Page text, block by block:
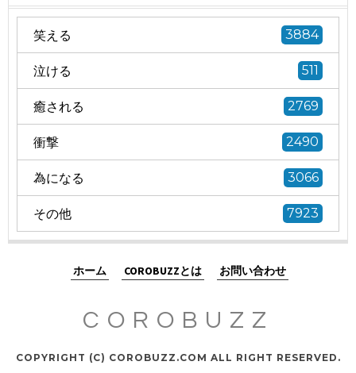
笑える 3884
泣ける 511
癒される 2769
衝撃 2490
為になる 3066
その他 7923
ホーム COROBUZZとは お問い合わせ
COROBUZZ
COPYRIGHT (C) COROBUZZ.COM ALL RIGHT RESERVED.